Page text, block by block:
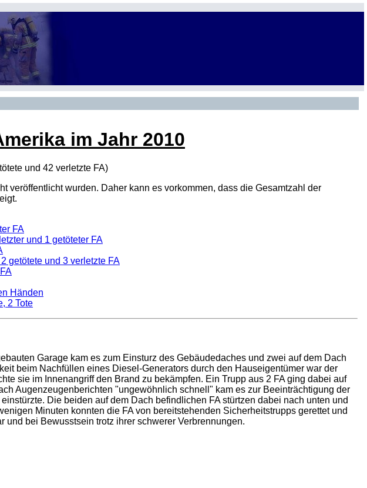
im Jahr 2010
und 42 verletzte FA)
veröffentlicht wurden. Daher kann es vorkommen, dass die Gesamtzahl der
FA
und 1 getöteter FA
getötete und 3 verletzte FA
Händen
2 Tote
Garage kam es zum Einsturz des Gebäudedaches und zwei auf dem Dach
beim Nachfüllen eines Diesel-Generators durch den Hauseigentümer war der
sie im Innenangriff den Brand zu bekämpfen. Ein Trupp aus 2 FA ging dabei auf
Augenzeugenberichten "ungewöhnlich schnell" kam es zur Beeinträchtigung der
Die beiden auf dem Dach befindlichen FA stürtzen dabei nach unten und
Minuten konnten die FA von bereitstehenden Sicherheitstrupps gerettet und
bei Bewusstsein trotz ihrer schwerer Verbrennungen.